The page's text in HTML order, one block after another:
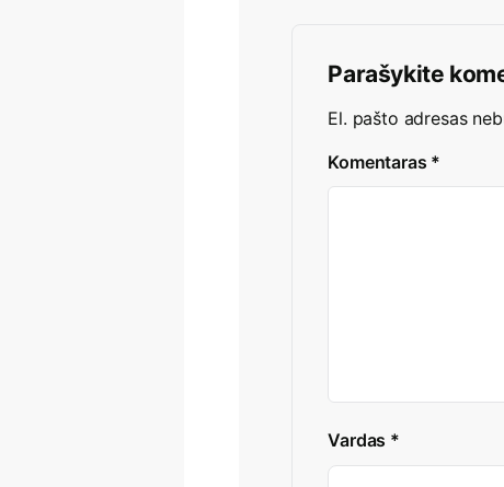
Parašykite
El. pašto adresas
Komentaras *
Vardas *